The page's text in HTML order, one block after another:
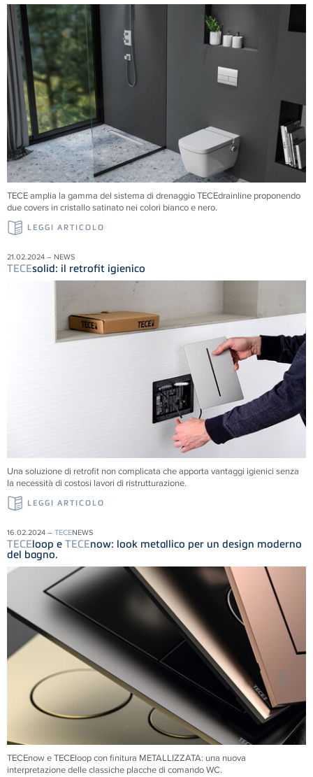
TECE amplia la gamma del sistema di drenaggio TECEdrainline proponendo
due covers in cristallo satinato nei colori bianco e nero.
LEGGI ARTICOLO
21.02.2024 – NEWS
TECEsolid: il retrofit igienico
Una soluzione di retrofit non complicata che apporta vantaggi igienici senza
la necessità di costosi lavori di ristrutturazione.
LEGGI ARTICOLO
16.02.2024 – TECENEWS
TECEloop e TECEnow: look metallico per un design moderno
del bagno.
TECEnow e TECEloop con finitura METALLIZZATA: una nuova
interpretazione delle classiche placche di comando WC.